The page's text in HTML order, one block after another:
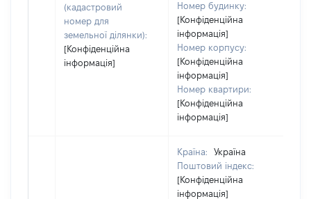
(кадастровий
номер для
земельної ділянки):
[Конфіденційна
інформація]
Номер будинку:
[Конфіденційна
інформація]
Номер корпусу:
[Конфіденційна
інформація]
Номер квартири:
[Конфіденційна
інформація]
Країна:
Україна
Поштовий індекс:
[Конфіденційна
інформація]